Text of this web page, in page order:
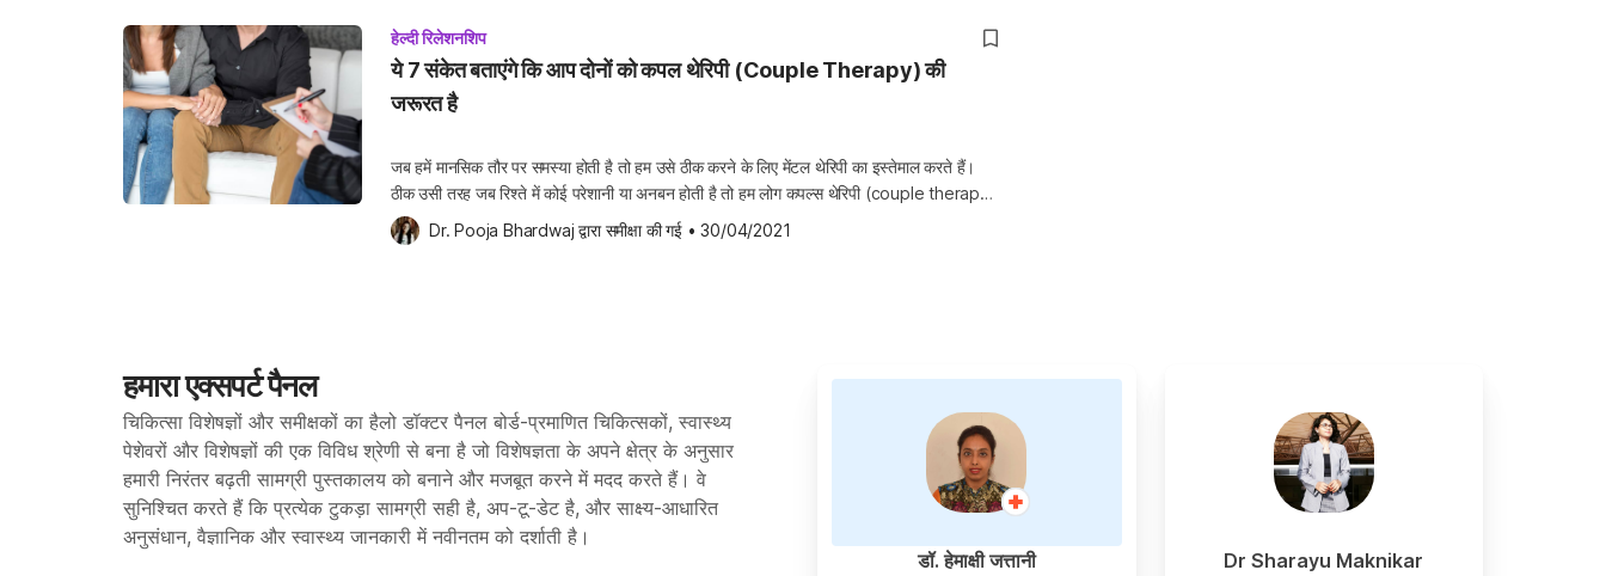
हेल्दी रिलेशनशिप
ये 7 संकेत बताएंगे कि आप दोनों को कपल थेरिपी (Couple Therapy) की
जरूरत है
जब हमें मानसिक तौर पर समस्या होती है तो हम उसे ठीक करने के लिए मेंटल थेरिपी का इस्तेमाल करते हैं।
ठीक उसी तरह जब रिश्ते में कोई परेशानी या अनबन होती है तो हम लोग कपल्स थेरिपी (couple therapy)
का सहारा लेते हैं। कई बार कपल्स के रिश्तों में ऐसी दिक्कतें आने लगती हैं […]
Dr. Pooja Bhardwaj द्वारा समीक्षा की गई • 30/04/2021
हमारा एक्सपर्ट पैनल
चिकित्सा विशेषज्ञों और समीक्षकों का हैलो डॉक्टर पैनल बोर्ड-प्रमाणित चिकित्सकों, स्वास्थ्य
पेशेवरों और विशेषज्ञों की एक विविध श्रेणी से बना है जो विशेषज्ञता के अपने क्षेत्र के अनुसार
हमारी निरंतर बढ़ती सामग्री पुस्तकालय को बनाने और मजबूत करने में मदद करते हैं। वे
सुनिश्चित करते हैं कि प्रत्येक टुकड़ा सामग्री सही है, अप-टू-डेट है, और साक्ष्य-आधारित
अनुसंधान, वैज्ञानिक और स्वास्थ्य जानकारी में नवीनतम को दर्शाती है।
Dr Sharayu Maknikar
डॉ. हेमाक्षी जत्तानी